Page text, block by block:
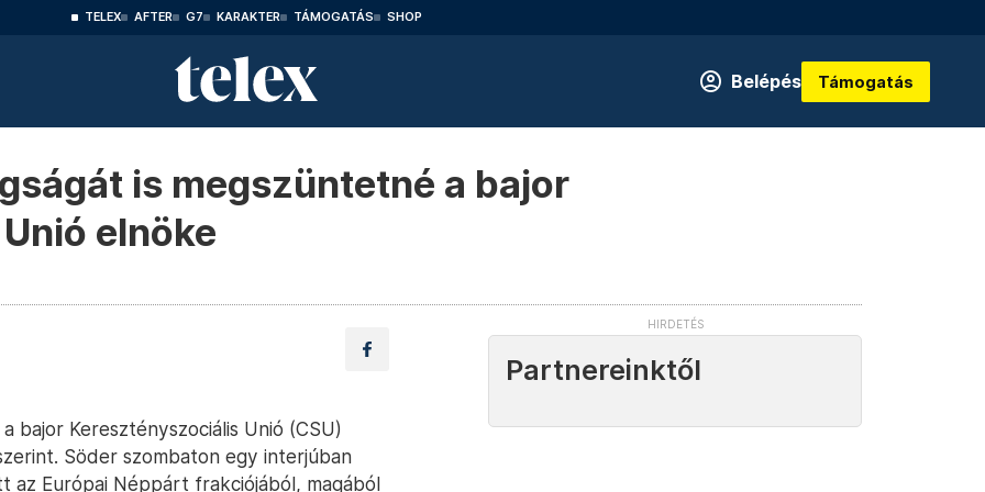
TELEX AFTER G7 KARAKTER TÁMOGATÁS SHOP
Belépés Támogatás
is megszüntetné a bajor
elnöke
bajor Keresztényszociális Unió (CSU)
Söder szombaton egy interjúban
az Európai Néppárt frakciójából, magából
Partnereinktől